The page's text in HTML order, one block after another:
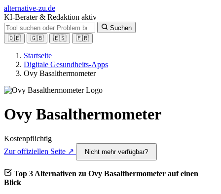
alternative-zu.de
KI-Berater & Redaktion aktiv
Suchen
🇩🇪
🇬🇧 🇪🇸 🇫🇷
Startseite
Digitale Gesundheits-Apps
Ovy Basalthermometer
Ovy Basalthermometer
Kostenpflichtig
Zur offiziellen Seite ↗
Nicht mehr verfügbar?
Top 3 Alternativen zu Ovy Basalthermometer auf einen
Blick